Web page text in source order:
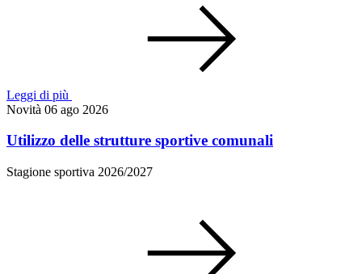
Leggi di più
Novità 06 ago 2026
Utilizzo delle strutture sportive comunali
Stagione sportiva 2026/2027